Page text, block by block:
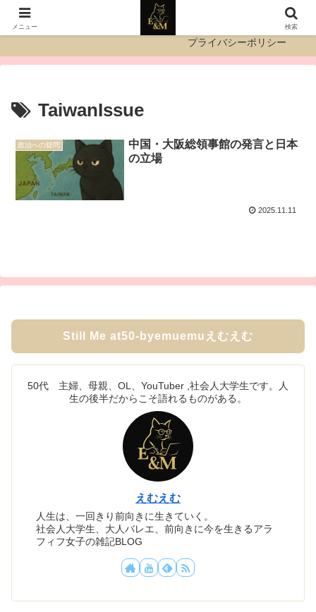
プライバシーポリシー
TaiwanIssue
政治への疑問
中国・大阪総領事館の発言と日本
の立場
2025.11.11
Still Me at50-byemuemuえむえむ
50代 主婦、母親、OL、YouTuber ,社会人大学生です。人
生の後半だからこそ語れるものがある。
えむえむ
人生は、一回きり前向きに生きていく。
社会人大学生、大人バレエ、前向きに今を生きるアラ
フィフ女子の雑記BLOG
メニュー 検索